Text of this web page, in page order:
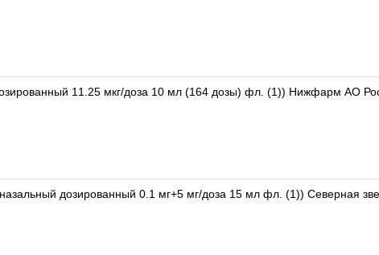
11.25 мкг/доза 10 мл (164 дозы) фл. (1)) Нижфарм АО
дозированный 0.1 мг+5 мг/доза 15 мл фл. (1)) Северная